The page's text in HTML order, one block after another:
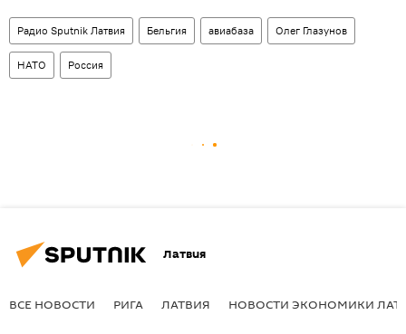
Радио Sputnik Латвия Бельгия авиабаза Олег Глазунов
НАТО Россия
Латвия
ВСЕ НОВОСТИ РИГА ЛАТВИЯ НОВОСТИ ЭКОНОМИКИ